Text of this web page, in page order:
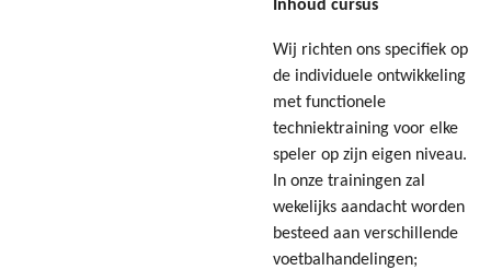
Inhoud cursus
Wij richten ons specifiek op
de individuele ontwikkeling
met functionele
techniektraining voor elke
speler op zijn eigen niveau.
In onze trainingen zal
wekelijks aandacht worden
besteed aan verschillende
voetbalhandelingen;